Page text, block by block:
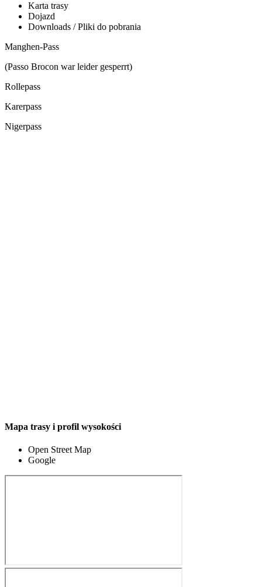
Karta trasy
Dojazd
Downloads / Pliki do pobrania
Manghen-Pass
(Passo Brocon war leider gesperrt)
Rollepass
Karerpass
Nigerpass
Mapa trasy i profil wysokości
Open Street Map
Google